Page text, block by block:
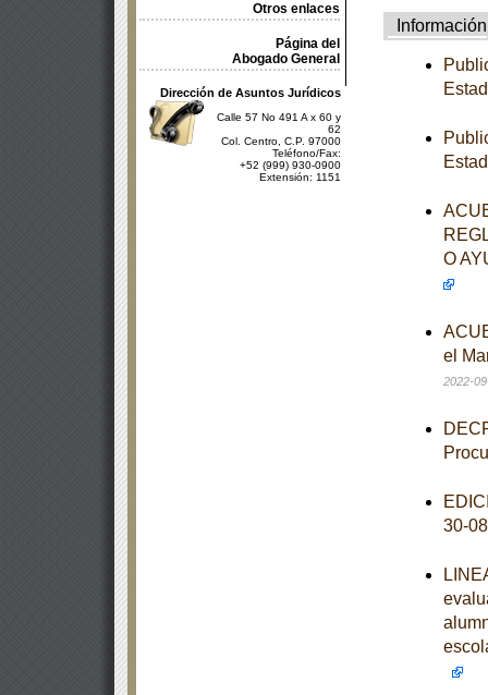
Otros enlaces
Página del
Abogado General
Dirección de Asuntos Jurídicos
Calle 57 No 491 A x 60 y
62
Col. Centro, C.P. 97000
Teléfono/Fax:
+52 (999) 930-0900
Extensión: 1151
Información
O
el
2022-
30-